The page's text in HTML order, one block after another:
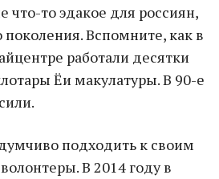
что-то эдакое для россиян,
Вспомните, как в
работали десятки
Ёи макулатуры. В 90-е
подходить к своим
В 2014 году в